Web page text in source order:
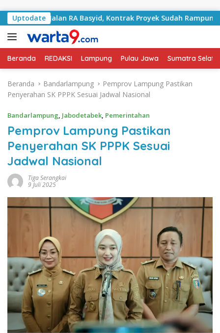
Uptodate
Jalan RA Basyid, Kontrak Proyek Sudah Rampung
Beranda REDAKSI Lampung Pulau Jawa Sumatra
Beranda Bandarlampung
Pemprov Lampung Pastikan
Penyerahan SK PPPK Sesuai Jadwal Nasional
Bandarlampung, Jabodetabek, Pemerintahan
Pemprov Lampung Pastikan
Penyerahan SK PPPK Sesuai
Jadwal Nasional
Tiga Serangkai
9 Juli 2025